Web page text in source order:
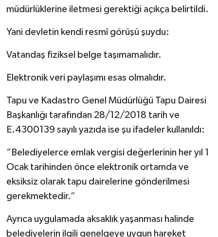
müdürlüklerine iletmesi gerektiği açıkça belirtildi.
Yani devletin kendi resmî görüşü şuydu:
Vatandaş fiziksel belge taşımamalıdır.
Elektronik veri paylaşımı esas olmalıdır.
Tapu ve Kadastro Genel Müdürlüğü Tapu Dairesi
Başkanlığı tarafından 28/12/2018 tarih ve
E.4300139 sayılı yazıda ise şu ifadeler kullanıldı:
“Belediyelerce emlak vergisi değerlerinin her yıl 1
Ocak tarihinden önce elektronik ortamda ve
eksiksiz olarak tapu dairelerine gönderilmesi
gerekmektedir.”
Ayrıca uygulamada aksaklık yaşanması halinde
belediyelerin ilgili genelgeye uygun hareket